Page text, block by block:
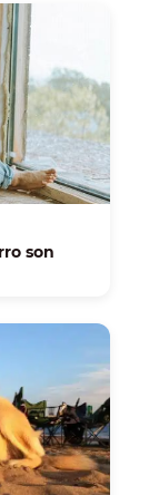
son